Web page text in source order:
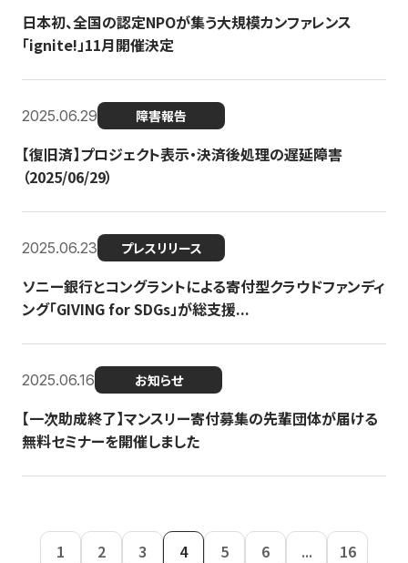
日本初、全国の認定NPOが集う大規模カンファレンス
「ignite!」11月開催決定
2025.06.29 障害報告
【復旧済】プロジェクト表示・決済後処理の遅延障害
（2025/06/29）
2025.06.23 プレスリリース
ソニー銀行とコングラントによる寄付型クラウドファンディ
ング「GIVING for SDGs」が総支援...
2025.06.16 お知らせ
【一次助成終了】マンスリー寄付募集の先輩団体が届ける
無料セミナーを開催しました
1 2 3 4 5 6 ... 16